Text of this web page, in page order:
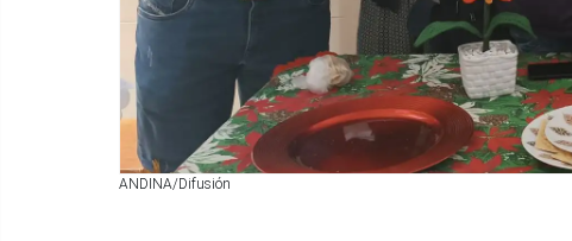
ANDINA/Difusión